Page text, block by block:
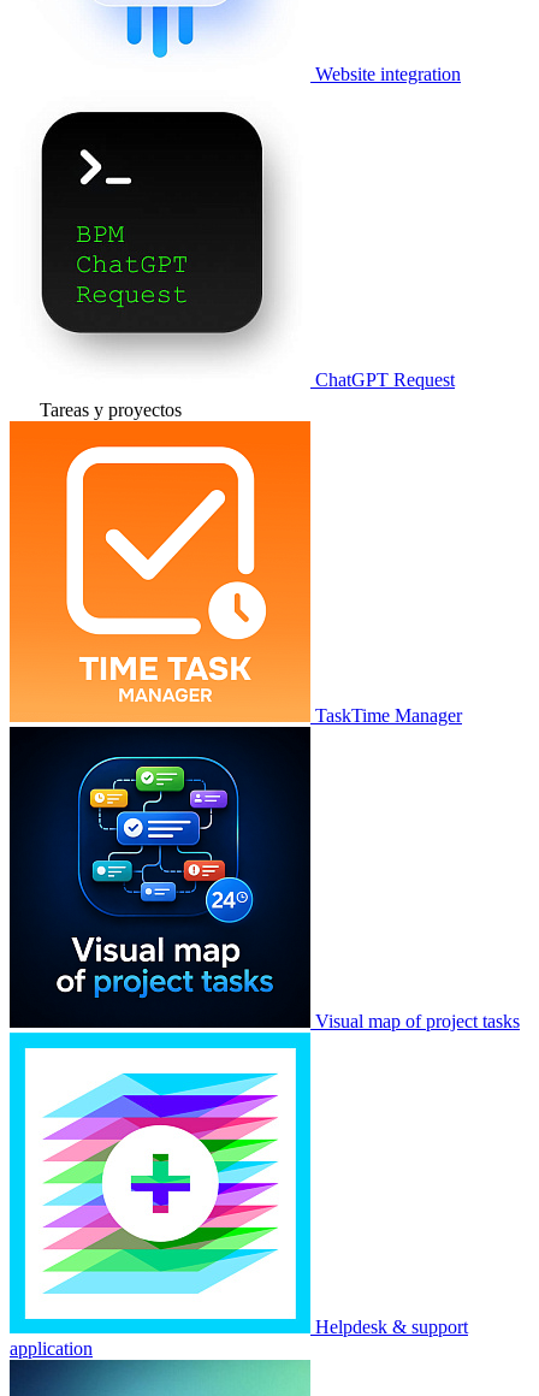
Website integration
ChatGPT Request
Tareas y proyectos
TaskTime Manager
Visual map of project tasks
Helpdesk & support
application